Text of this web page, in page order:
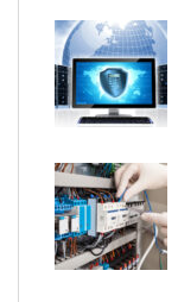
TBKids impulsa su
franquicia que